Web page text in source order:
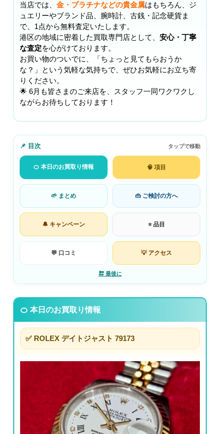
当店では、 金・プラチナなどの貴金属はもちろん、ジ
ュエリーやブランド品、腕時計、古銭・記念硬貨ま
で、1点から無料査定いたします。
港区の地域に密着した買取専門店として、 安心・丁寧
な査定を心がけております。
お買い物のついでに、「ちょっと見てもらおうか
な？」という気軽な気持ちで、ぜひお気軽にお立ち寄
りください。
🌟 6月も皆さまのご来店を、スタッフ一同ワクワクし
ながらお待ちしております！
📌 目次 タップで移動
🍊 本日のお買取り情報 🧠 項目
🌱 まとめ 👜 ご検討の方へ
🔔 キャンペーン ⭐ 品目
💬 口コミ 💡 アクセス
🔚 最後に
🍊 本日のお買取り情報
✅ ROLEX デイトジャスト 79173